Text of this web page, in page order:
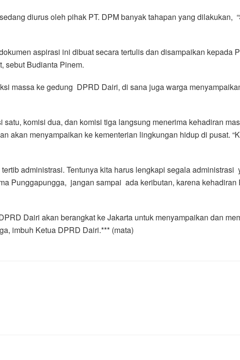
diurus oleh pihak PT. DPM banyak tahapan yang dilakukan,
aspirasi ini dibuat secara tertulis dan disampaikan kepada
sebut Budianta Pinem.
massa ke gedung DPRD Dairi, di sana juga warga
komisi dua, dan komisi tiga langsung menerima kehadiran
akan menyampaikan ke kementerian lingkungan hidup di pusat.
administrasi. Tentunya kita harus lengkapi segala
Punggapungga, jangan sampai ada keributan, karena
Dairi akan berangkat ke Jakarta untuk menyampaikan dan
imbuh Ketua DPRD Dairi.*** (mata)